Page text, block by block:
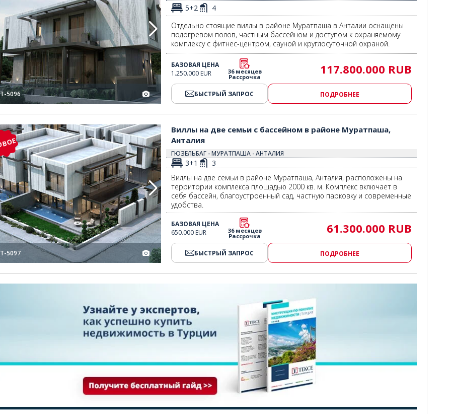
5096
5+2
4
Отдельно стоящие виллы в районе Муратпаша в Анталии оснащены
подогревом полов, частным бассейном и доступом к охраняемому
комплексу с фитнес-центром, сауной и круглосуточной охраной.
БАЗОВАЯ ЦЕНА
1.250.000 EUR
36 месяцев
Рассрочка
117.800.000 RUB
БЫСТРЫЙ ЗАПРОС ПОДРОБНЕЕ
2
Виллы на две семьи с бассейном в районе Муратпаша, Анталия 3
5097
Виллы на две семьи с бассейном в районе Муратпаша,
Анталия
ГЮЗЕЛЬБАГ - МУРАТПАША - АНТАЛИЯ
3+1
3
Виллы на две семьи в районе Муратпаша, Анталия, расположены на
территории комплекса площадью 2000 кв. м. Комплекс включает в
себя бассейн, благоустроенный сад, частную парковку и современные
удобства.
БАЗОВАЯ ЦЕНА
650.000 EUR
36 месяцев
Рассрочка
61.300.000 RUB
БЫСТРЫЙ ЗАПРОС ПОДРОБНЕЕ